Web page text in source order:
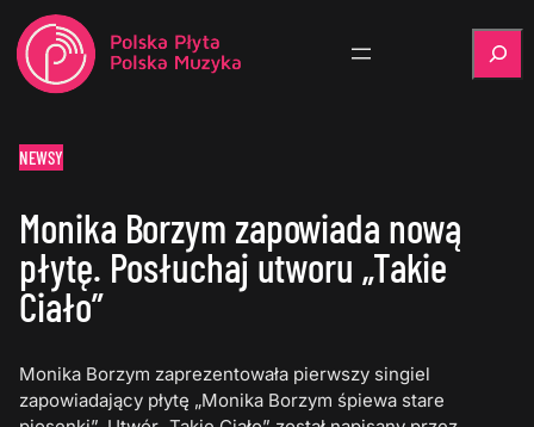
NEWSY
Monika Borzym zapowiada nową
płytę. Posłuchaj utworu „Takie
Ciało”
Monika Borzym zaprezentowała pierwszy singiel
zapowiadający płytę „Monika Borzym śpiewa stare